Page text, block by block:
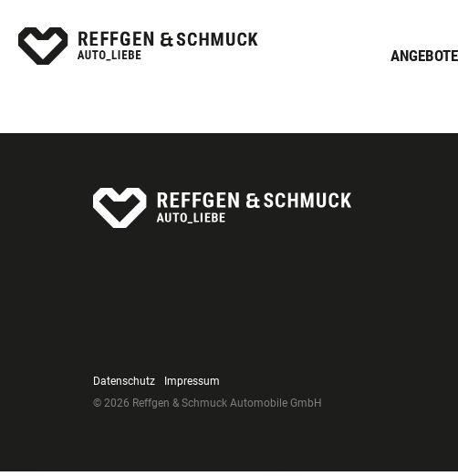
ANGEBOTE
Datenschutz
Impressum
© 2026 Reffgen & Schmuck Automobile GmbH